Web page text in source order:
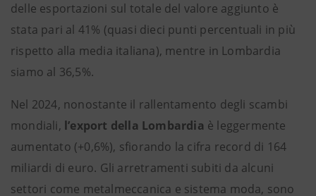
delle esportazioni sul totale del valore aggiunto è
stata pari al 41% (quasi dieci punti percentuali in più
rispetto alla media italiana), mentre in Lombardia
siamo al 36,5%.
Nel 2024, nonostante il rallentamento degli scambi
mondiali, l’export della Lombardia è leggermente
aumentato (+0,6%), sfiorando la cifra record di 164
miliardi di euro. Gli arretramenti subiti da alcuni
settori come metalmeccanica e sistema moda, sono